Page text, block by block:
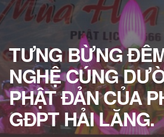
TƯNG BỪNG
NGHỆ CÚNG
PHẬT ĐẢN CỦA
GĐPT HẢI LĂNG.